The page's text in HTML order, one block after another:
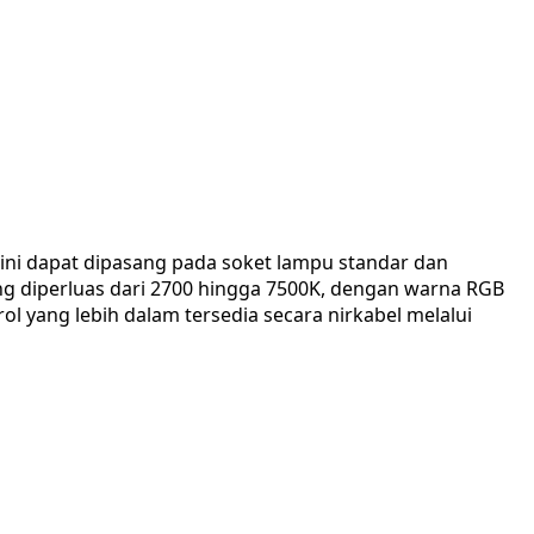
dapat dipasang pada soket lampu standar dan
dari 2700 hingga 7500K, dengan warna RGB
yang lebih dalam tersedia secara nirkabel melalui